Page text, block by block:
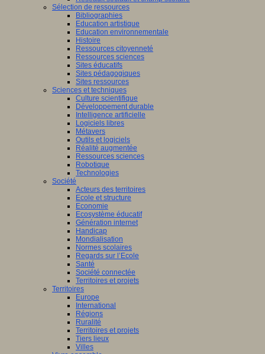
Sélection de ressources
Bibliographies
Education artistique
Education environnementale
Histoire
Ressources citoyenneté
Ressources sciences
Sites éducatifs
Sites pédagogiques
Sites ressources
Sciences et techniques
Culture scientifique
Développement durable
Intelligence artificielle
Logiciels libres
Métavers
Outils et logiciels
Réalité augmentée
Ressources sciences
Robotique
Technologies
Société
Acteurs des territoires
Ecole et structure
Economie
Ecosystème éducatif
Génération internet
Handicap
Mondialisation
Normes scolaires
Regards sur l’Ecole
Santé
Société connectée
Territoires et projets
Territoires
Europe
International
Régions
Ruralité
Territoires et projets
Tiers lieux
Villes